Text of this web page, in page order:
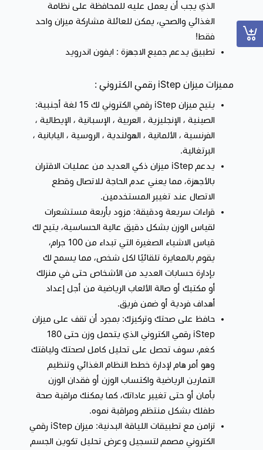
الجسم ، دهون الجسم ، وزن الجسم ، كتلة العظام ، الماء الجسم
، كتلة العضلات ،مؤشر كتلة الجسم، الدهون الحشوية تحت
الوصول الى افضل نتيجة لجسمك،
يسمح لك التطبيق بمشاهدة التقدم وحفظ التغيرات بشكل
الذي يجب أن يعمل عليه للمحافظة على نظامة
الغذائي والصحي، يمكن للعائلة مشاركة ميزان واحد
فقط!
تطبيق يدعم جميع الاجهزة : ايفون اندرويد
مميزات ميزان iStep رقمي الكتروني :
يتيح ميزان iStep رقمي الكتروني لك 15 لغة أجنبية:
الصينية ، الإنجليزية ، العربية ، الإسبانية ، الإيطالية ،
الفرنسية ، الألمانية ، الهولندية ، الروسية ، اليابانية ،
البرتغالية.
يدعم iStep ميزان ذكي العديد من عمليات الاقتران
بالأجهزة، مما يعني عدم الحاجة للاتصال وقطع
الاتصال عند تغيير المستخدمين.
قراءات سريعة ودقيقة: مزود بأربعة مستشعرات
لقياس الوزن بشكل دقيق عالية الحساسية، يتيح لك
قياس الاشياء الصغيرة التي تبداء من 100 جرام،
يقوم بالمعايرة تلقائيًا لكل شخص، مما يسمح لك
بإدارة حسابات العديد من الأشخاص حتى في منزلك
أو مكتبك أو صالة الألعاب الرياضية من أجل إعداد
أهداف فردية أو ضمن فريق.
حافظ على صحتك وتركيزك: بمجرد أن تقف على ميزان
iStep رقمي الكتروني الذي يتحمل وزن حتى 180
كغم، سوف تحصل على تحليل كامل لصحتك ولياقتك
وهو أمر هام لإدارة خطط النظام الغذائي وتنظيم
التمارين الرياضية واكتساب الوزن أو فقدان الوزن
بأمان أو حتى تغيير عاداتك، كما يمكنك مراقبة صحة
طفلك بشكل منتظم ومراقبة نموه.
تزامن مع تطبيقات اللياقة البدنية: ميزان iStep رقمي
الكتروني مصمم لتسجيل وعرض تحليل تكوين الجسم